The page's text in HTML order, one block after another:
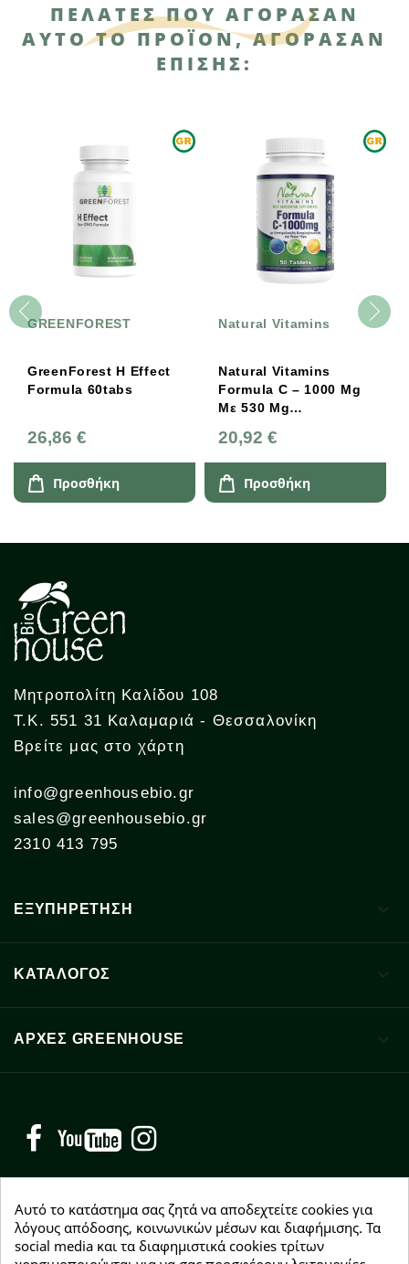
ΠΕΛΆΤΕΣ ΠΟΥ ΑΓΌΡΑΣΑΝ
ΑΥΤΌ ΤΟ ΠΡΟΪΌΝ, ΑΓΌΡΑΣΑΝ
ΕΠΊΣΗΣ:
GREENFOREST
GreenForest H Effect
Formula 60tabs
26,86 €
Προσθήκη
Natural Vitamins
Natural Vitamins
Formula C – 1000 Mg
Με 530 Mg
Tαμπλέτες
20,92 €
Προσθήκη
Μητροπολίτη Καλίδου 108
Τ.Κ. 551 31 Καλαμαριά - Θεσσαλονίκη
Βρείτε μας στο χάρτη
info@greenhousebio.gr
sales@greenhousebio.gr
2310 413 795
ΕΞΥΠΗΡΕΤΗΣΗ 
ΚΑΤΑΛΟΓΟΣ 
ΑΡΧΈΣ GREENHOUSE 
Facebook YouTube
NEWSLETTER
Αυτό το κατάστημα σας ζητά να αποδεχτείτε cookies για
λόγους απόδοσης, κοινωνικών μέσων και διαφήμισης. Τα
social media και τα διαφημιστικά cookies τρίτων